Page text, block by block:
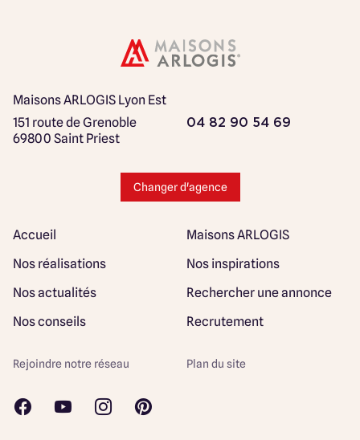
Maisons ARLOGIS Lyon Est
151 route de Grenoble
69800 Saint Priest
04 82 90 54 69
Changer d'agence
Accueil
Maisons ARLOGIS
Nos réalisations
Nos inspirations
Nos actualités
Rechercher une annonce
Nos conseils
Recrutement
Rejoindre notre réseau Plan du site